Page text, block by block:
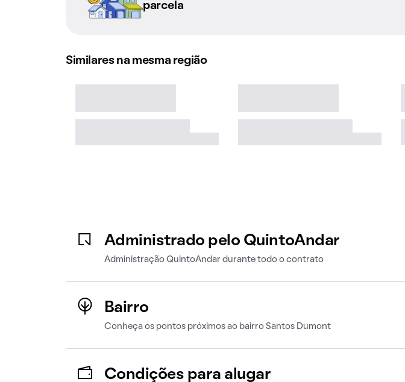
parcela
Similares na mesma região
Administrado pelo QuintoAndar
Administração QuintoAndar durante todo o contrato
Bairro
Conheça os pontos próximos ao bairro Santos Dumont
Condições para alugar